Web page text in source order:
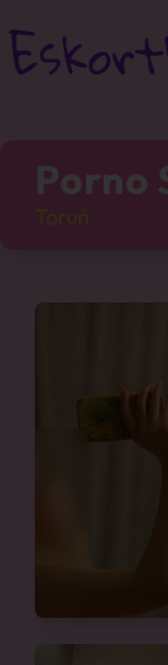
Porno